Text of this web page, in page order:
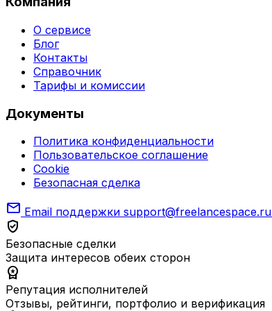
О сервисе
Блог
Контакты
Справочник
Тарифы и комиссии
Документы
Политика конфиденциальности
Пользовательское соглашение
Cookie
Безопасная сделка
mail Email поддержки support@freelancespace.ru
verified_user
Безопасные сделки
Защита интересов обеих сторон
workspace_premium
Репутация исполнителей
Отзывы, рейтинги, портфолио и верификация